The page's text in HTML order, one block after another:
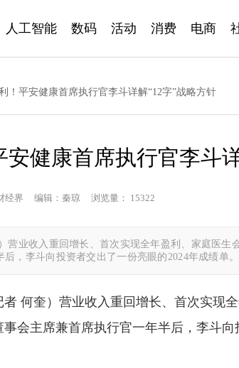
人工智能 数码 活动 消费 电商
！平安健康首席执行官李斗详解“12字”战略方针
健康首席执行官李斗
经界 编辑：秦琼 浏览量： 15322
营业收入重回增长、首次实现全年盈利、家庭医
后，李斗向投资者交出了一份亮眼的2024年成绩单
何奎）营业收入重回增长、首次实现
会主席兼首席执行官一年半后，李斗向